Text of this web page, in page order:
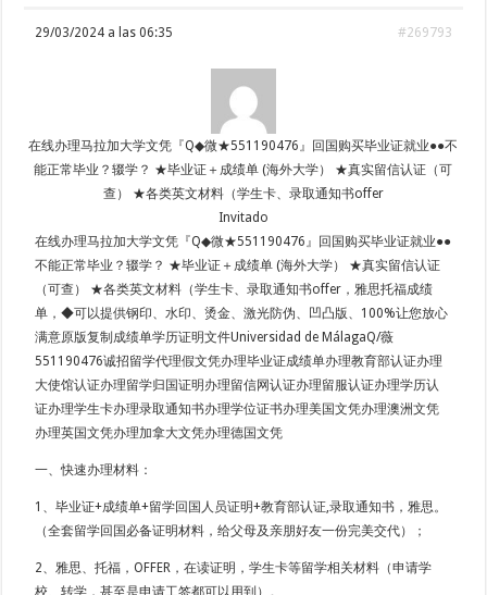
29/03/2024 a las 06:35 #269793
在线办理马拉加大学文凭『Q◆微★551190476』回国购买毕业证就业●●不
能正常毕业？辍学？ ★毕业证＋成绩单 (海外大学） ★真实留信认证（可
查） ★各类英文材料（学生卡、录取通知书offer
Invitado
在线办理马拉加大学文凭『Q◆微★551190476』回国购买毕业证就业●●
不能正常毕业？辍学？ ★毕业证＋成绩单 (海外大学） ★真实留信认证
（可查） ★各类英文材料（学生卡、录取通知书offer，雅思托福成绩
单，◆可以提供钢印、水印、烫金、激光防伪、凹凸版、100%让您放心
满意原版复制成绩单学历证明文件Universidad de MálagaQ/薇
551190476诚招留学代理假文凭办理毕业证成绩单办理教育部认证办理
大使馆认证办理留学归国证明办理留信网认证办理留服认证办理学历认
证办理学生卡办理录取通知书办理学位证书办理美国文凭办理澳洲文凭
办理英国文凭办理加拿大文凭办理德国文凭
一、快速办理材料：
1、毕业证+成绩单+留学回国人员证明+教育部认证,录取通知书，雅思。
（全套留学回国必备证明材料，给父母及亲朋好友一份完美交代）；
2、雅思、托福，OFFER，在读证明，学生卡等留学相关材料（申请学